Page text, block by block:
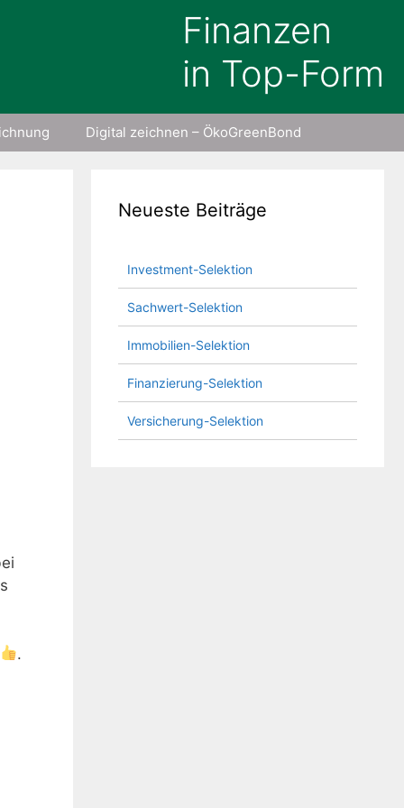
Finanzen
in Top-Form
Digital zeichnen – ÖkoGreenBond
.
Neueste Beiträge
Investment-Selektion
Sachwert-Selektion
Immobilien-Selektion
Finanzierung-Selektion
Versicherung-Selektion